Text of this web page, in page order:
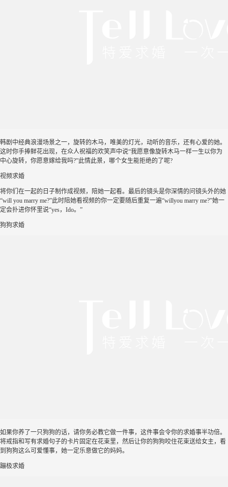
韩剧中经典浪漫场景之一，旋转的木马，唯美的灯光，动听的音乐，还有心爱的她。
这时你手捧鲜花出现，在众人祝福的欢笑声中说“我愿意像旋转木马一样一生以你为
中心旋转，你愿意嫁给我吗?”此情此景，哪个女生能拒绝的了呢?
视频求婚
将你们在一起的日子制作成视频，陪她一起看。最后的镜头是你深情的问镜头外的她
“will you marry me?”此时陪她看视频的你一定要随后重复一遍“willyou marry me?”她一
定会扑进你怀里说“yes，Ido。”
狗狗求婚
如果你养了一只狗狗的话，请你务必教它做一件事，这件事会令你的求婚事半功倍。
将戒指和写有求婚句子的卡片固定在花束里，然后让你的狗狗咬住花束送给女主，看
到狗狗这么可爱懂事，她一定乐意做它的妈妈。
蹦极求婚